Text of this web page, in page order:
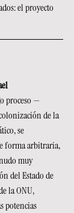
el proyecto
proceso —
de la
se
forma arbitraria,
muy
del Estado de
la ONU,
potencias